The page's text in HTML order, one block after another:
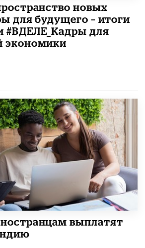
новых
для будущего – итоги
#ВДЕЛЕ_Кадры для
экономики
выплатят